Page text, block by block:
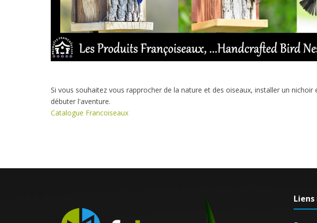
Si vous souhaitez vous rapprocher de la nature et des oiseaux, installer un nichoir
débuter l'aventure.
Catalogue Francoiseaux